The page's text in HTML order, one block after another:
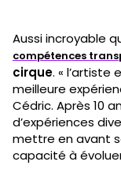
Aussi incroyable
compétences
cirque. « l’artiste
meilleure
Cédric. Après 10
d’expériences
mettre en avant
capacité à